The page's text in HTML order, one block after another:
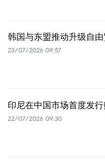
韩国与东盟推动升级自
23/07/2026 09:57
印尼在中国市场首度发
22/07/2026 09:30